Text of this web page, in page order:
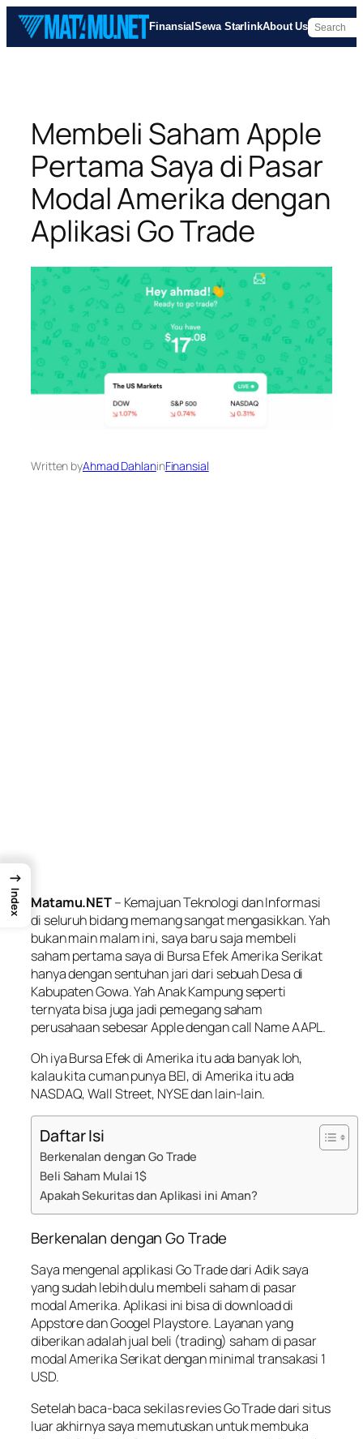
Skip
content
FinansialSewa StarlinkAbout Us
Membeli Saham Apple
Pertama Saya di Pasar
Modal Amerika dengan
Aplikasi Go Trade
Written byAhmad DahlaninFinansial
Matamu.NET– Kemajuan Teknologi dan Informasi
di seluruh bidang memang sangat mengasikkan. Yah
bukan main malam ini, saya baru saja membeli
saham pertama saya di Bursa Efek Amerika Serikat
hanya dengan sentuhan jari dari sebuah Desa di
Kabupaten Gowa. Yah Anak Kampung seperti
ternyata bisa juga jadi pemegang saham
perusahaan sebesar Apple dengan call Name AAPL.
Oh iya Bursa Efek di Amerika itu ada banyak loh,
kalau kita cuman punya BEI, di Amerika itu ada
NASDAQ, Wall Street, NYSE dan lain-lain.
Daftar Isi
Berkenalan dengan Go Trade
Beli Saham Mulai 1$
Apakah Sekuritas dan Aplikasi ini Aman?
Berkenalan dengan Go Trade
Saya mengenal applikasi Go Trade dari Adik saya
yang sudah lebih dulu membeli saham di pasar
modal Amerika. Aplikasi ini bisa di download di
Appstore dan Googel Playstore. Layanan yang
diberikan adalah jual beli (trading) saham di pasar
modal Amerika Serikat dengan minimal transakasi 1
USD.
Setelah baca-baca sekilas revies Go Trade dari situs
luar akhirnya saya memutuskan untuk membuka
→
Index